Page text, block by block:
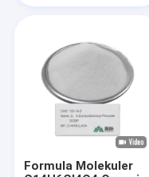
Formula Molekuler